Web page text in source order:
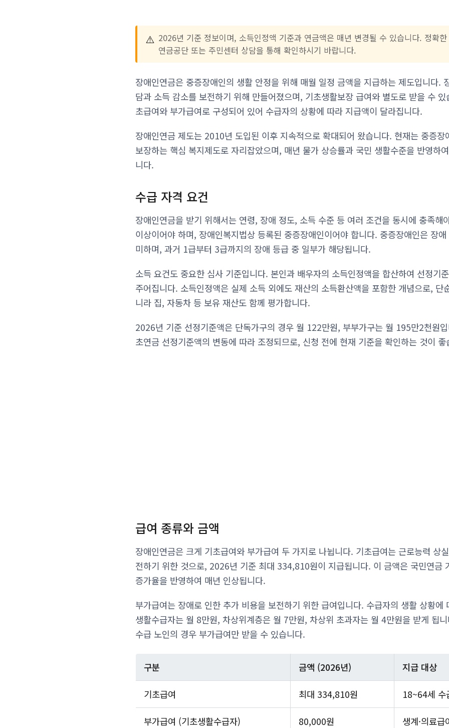
⚠️ 2026년 기준 정보이며, 소득인정액 기준과 연금액은 매년 변경될 수 있습니다. 정확
연금공단 또는 주민센터 상담을 통해 확인하시기 바랍니다.
장애인연금은 중증장애인의 생활 안정을 위해 매월 일정 금액을 지급하는 제도입니다.
담과 소득 감소를 보전하기 위해 만들어졌으며, 기초생활보장 급여와 별도로 받을 수
초급여와 부가급여로 구성되어 있어 수급자의 상황에 따라 지급액이 달라집니다.
장애인연금 제도는 2010년 도입된 이후 지속적으로 확대되어 왔습니다. 현재는 중증장
보장하는 핵심 복지제도로 자리잡았으며, 매년 물가 상승률과 국민 생활수준을 반영하
니다.
수급 자격 요건
장애인연금을 받기 위해서는 연령, 장애 정도, 소득 수준 등 여러 조건을 동시에 충족해
이상이어야 하며, 장애인복지법상 등록된 중증장애인이어야 합니다. 중증장애인은 장
미하며, 과거 1급부터 3급까지의 장애 등급 중 일부가 해당됩니다.
소득 요건도 중요한 심사 기준입니다. 본인과 배우자의 소득인정액을 합산하여 선정기
주어집니다. 소득인정액은 실제 소득 외에도 재산의 소득환산액을 포함한 개념으로, 단
니라 집, 자동차 등 보유 재산도 함께 평가합니다.
2026년 기준 선정기준액은 단독가구의 경우 월 122만원, 부부가구는 월 195만2천원
초연금 선정기준액의 변동에 따라 조정되므로, 신청 전에 현재 기준을 확인하는 것이 좋
급여 종류와 금액
장애인연금은 크게 기초급여와 부가급여 두 가지로 나뉩니다. 기초급여는 근로능력 상
전하기 위한 것으로, 2026년 기준 최대 334,810원이 지급됩니다. 이 금액은 국민연금
증가율을 반영하여 매년 인상됩니다.
부가급여는 장애로 인한 추가 비용을 보전하기 위한 급여입니다. 수급자의 생활 상황에
생활수급자는 월 8만원, 차상위계층은 월 7만원, 차상위 초과자는 월 4만원을 받게 됩
수급 노인의 경우 부가급여만 받을 수 있습니다.
구분 금액 (2026년) 지급 대상
기초급여 최대 334,810원 18~64세 수
부가급여 (기초생활수급자) 80,000원 생계·의료